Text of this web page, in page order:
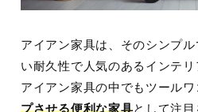
アイアン家具は、そのシンプ
い耐久性で人気のあるインテリ
アイアン家具の中でもツールワ
プさせる便利な家具として注目